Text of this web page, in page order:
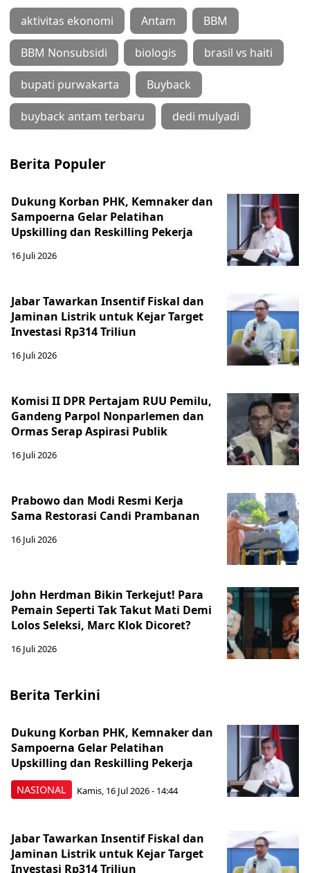
aktivitas ekonomi Antam BBM
BBM Nonsubsidi biologis brasil vs haiti
bupati purwakarta Buyback
buyback antam terbaru dedi mulyadi
Berita Populer
Dukung Korban PHK, Kemnaker dan
Sampoerna Gelar Pelatihan
Upskilling dan Reskilling Pekerja
16 Juli 2026
Jabar Tawarkan Insentif Fiskal dan
Jaminan Listrik untuk Kejar Target
Investasi Rp314 Triliun
16 Juli 2026
Komisi II DPR Pertajam RUU Pemilu,
Gandeng Parpol Nonparlemen dan
Ormas Serap Aspirasi Publik
16 Juli 2026
Prabowo dan Modi Resmi Kerja
Sama Restorasi Candi Prambanan
16 Juli 2026
John Herdman Bikin Terkejut! Para
Pemain Seperti Tak Takut Mati Demi
Lolos Seleksi, Marc Klok Dicoret?
16 Juli 2026
Berita Terkini
NASIONAL
Dukung Korban PHK, Kemnaker dan
Sampoerna Gelar Pelatihan
Upskilling dan Reskilling Pekerja
Kamis, 16 Jul 2026 - 14:44
Jabar Tawarkan Insentif Fiskal dan
Jaminan Listrik untuk Kejar Target
Investasi Rp314 Triliun